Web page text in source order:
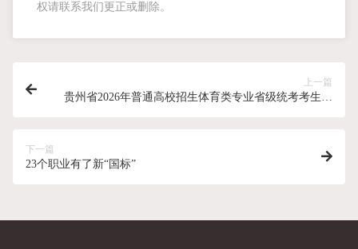
权请联系我们更正或删除。
上一篇
贵州省2026年普通高校招生体育类专业省级统考考生须
下一篇
23个职业有了新“国标”